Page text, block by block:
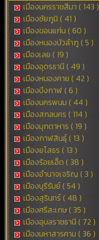
เมืองนครราชสีมา ( 143 )
เมืองชัยภูมิ ( 41 )
เมืองขอนแก่น ( 60 )
เมืองหนองบัวลำภู ( 5 )
เมืองเลย ( 19 )
เมืองอุดรธานี ( 49 )
เมืองหนองคาย ( 42 )
เมืองบึงกาฬ ( 6 )
เมืองนครพนม ( 44 )
เมืองสกลนคร ( 114 )
เมืองมุกดาหาร ( 19 )
เมืองกาฬสินธุ์ ( 13 )
เมืองยโสธร ( 13 )
เมืองร้อยเอ็ด ( 38 )
เมืองอำนาจเจริญ ( 3 )
เมืองบุรีรัมย์ ( 54 )
เมืองสุรินทร์ ( 48 )
เมืองศรีสะเกษ ( 35 )
เมืองอุบลราชธานี ( 72 )
เมืองมหาสารคาม ( 36 )